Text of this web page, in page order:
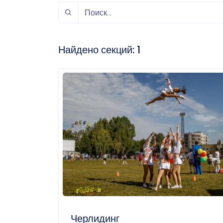
Индивидуально-
Найдено секций: 1
Черлидинг